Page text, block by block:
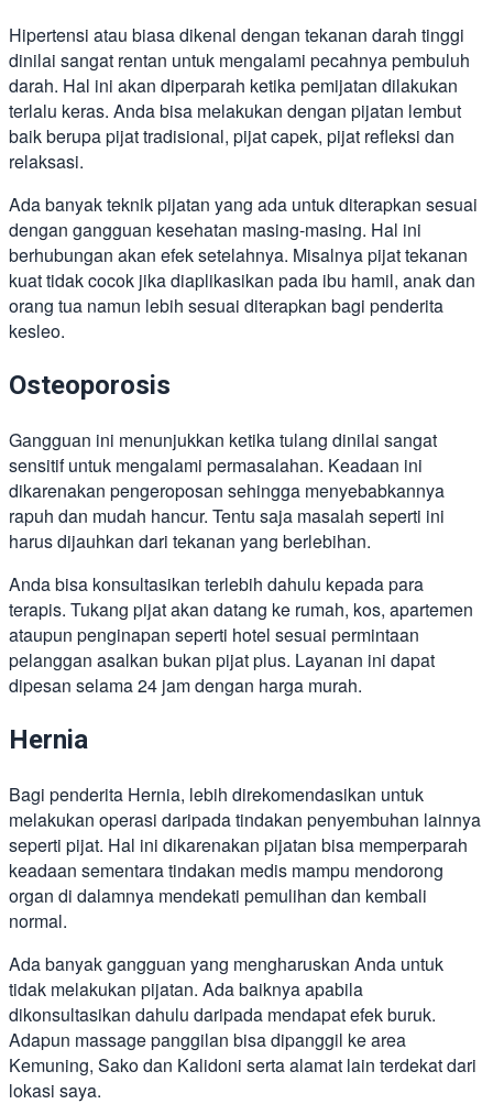
Hipertensi atau biasa dikenal dengan tekanan darah tinggi
dinilai sangat rentan untuk mengalami pecahnya pembuluh
darah. Hal ini akan diperparah ketika pemijatan dilakukan
terlalu keras. Anda bisa melakukan dengan pijatan lembut
baik berupa pijat tradisional, pijat capek, pijat refleksi dan
relaksasi.
Ada banyak teknik pijatan yang ada untuk diterapkan sesuai
dengan gangguan kesehatan masing-masing. Hal ini
berhubungan akan efek setelahnya. Misalnya pijat tekanan
kuat tidak cocok jika diaplikasikan pada ibu hamil, anak dan
orang tua namun lebih sesuai diterapkan bagi penderita
kesleo.
Osteoporosis
Gangguan ini menunjukkan ketika tulang dinilai sangat
sensitif untuk mengalami permasalahan. Keadaan ini
dikarenakan pengeroposan sehingga menyebabkannya
rapuh dan mudah hancur. Tentu saja masalah seperti ini
harus dijauhkan dari tekanan yang berlebihan.
Anda bisa konsultasikan terlebih dahulu kepada para
terapis. Tukang pijat akan datang ke rumah, kos, apartemen
ataupun penginapan seperti hotel sesuai permintaan
pelanggan asalkan bukan pijat plus. Layanan ini dapat
dipesan selama 24 jam dengan harga murah.
Hernia
Bagi penderita Hernia, lebih direkomendasikan untuk
melakukan operasi daripada tindakan penyembuhan lainnya
seperti pijat. Hal ini dikarenakan pijatan bisa memperparah
keadaan sementara tindakan medis mampu mendorong
organ di dalamnya mendekati pemulihan dan kembali
normal.
Ada banyak gangguan yang mengharuskan Anda untuk
tidak melakukan pijatan. Ada baiknya apabila
dikonsultasikan dahulu daripada mendapat efek buruk.
Adapun massage panggilan bisa dipanggil ke area
Kemuning, Sako dan Kalidoni serta alamat lain terdekat dari
lokasi saya.